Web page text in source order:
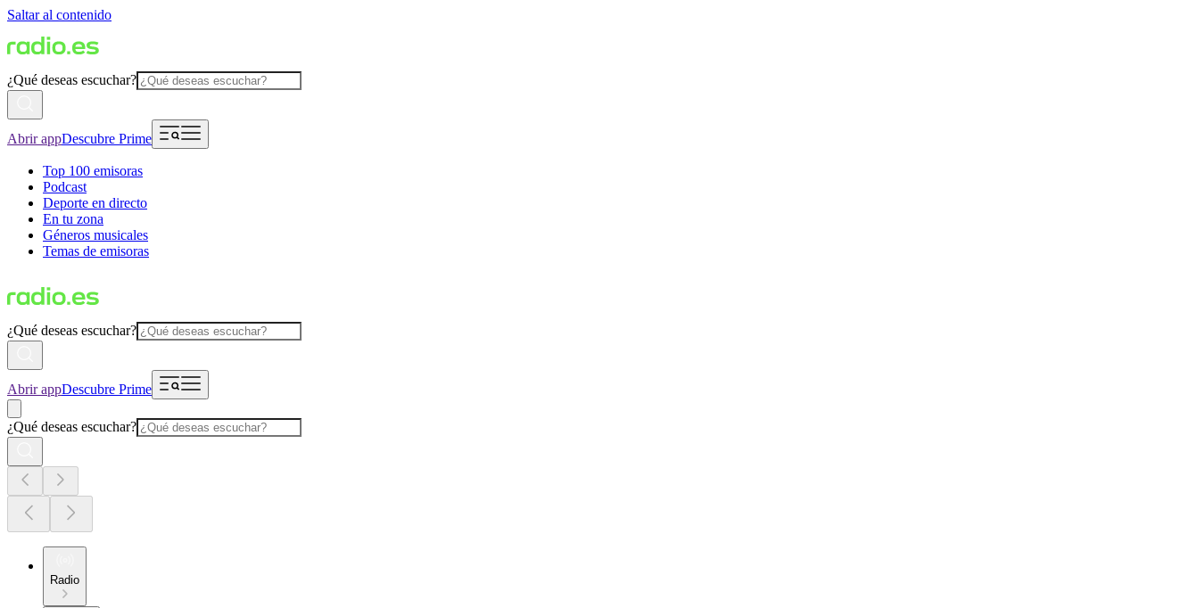
Saltar al contenido
¿Qué deseas escuchar?
Abrir appDescubre Prime
Top 100 emisoras
Podcast
Deporte en directo
En tu zona
Géneros musicales
Temas de emisoras
¿Qué deseas escuchar?
Abrir appDescubre Prime
¿Qué deseas escuchar?
Radio